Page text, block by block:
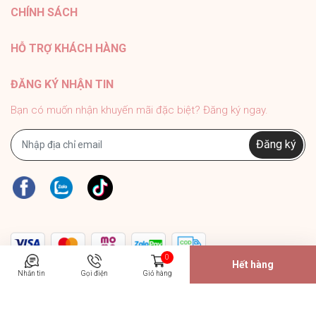
#PhukienMELY #phukienthoitrang #accessories
CHÍNH SÁCH
HỖ TRỢ KHÁCH HÀNG
ĐĂNG KÝ NHẬN TIN
Bạn có muốn nhận khuyến mãi đặc biệt? Đăng ký ngay.
Đăng ký
Nhắn tin Gọi điện
0
Giỏ hàng
Hết hàng